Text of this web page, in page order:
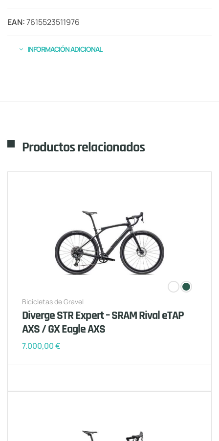
EAN:7615523511976
INFORMACIÓN ADICIONAL
Productos relacionados
Bicicletas de Gravel
Diverge STR Expert – SRAM Rival eTAP
AXS / GX Eagle AXS
7.000,00€